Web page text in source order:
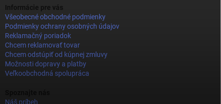
Informácie pre vás
Všeobecné obchodné podmienky
Podmienky ochrany osobných údajov
Reklamačný poriadok
Chcem reklamovať tovar
Chcem odstúpiť od kúpnej zmluvy
Možnosti dopravy a platby
Veľkoobchodná spolupráca
Náš príbeh